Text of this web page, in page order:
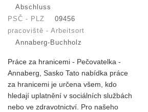
Abschluss
PSČ - PLZ
09456
pracoviště - Arbeitsort
Annaberg-Buchholz
Práce za hranicemi - Pečovatelka -
Annaberg, Sasko Tato nabídka práce
za hranicemi je určena všem, kdo
hledají uplatnění v sociálních službách
nebo ve zdravotnictví. Pro našeho